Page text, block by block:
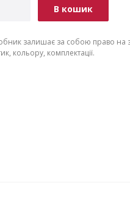
В кошик
залишає за собою право на
кольору, комплектації.